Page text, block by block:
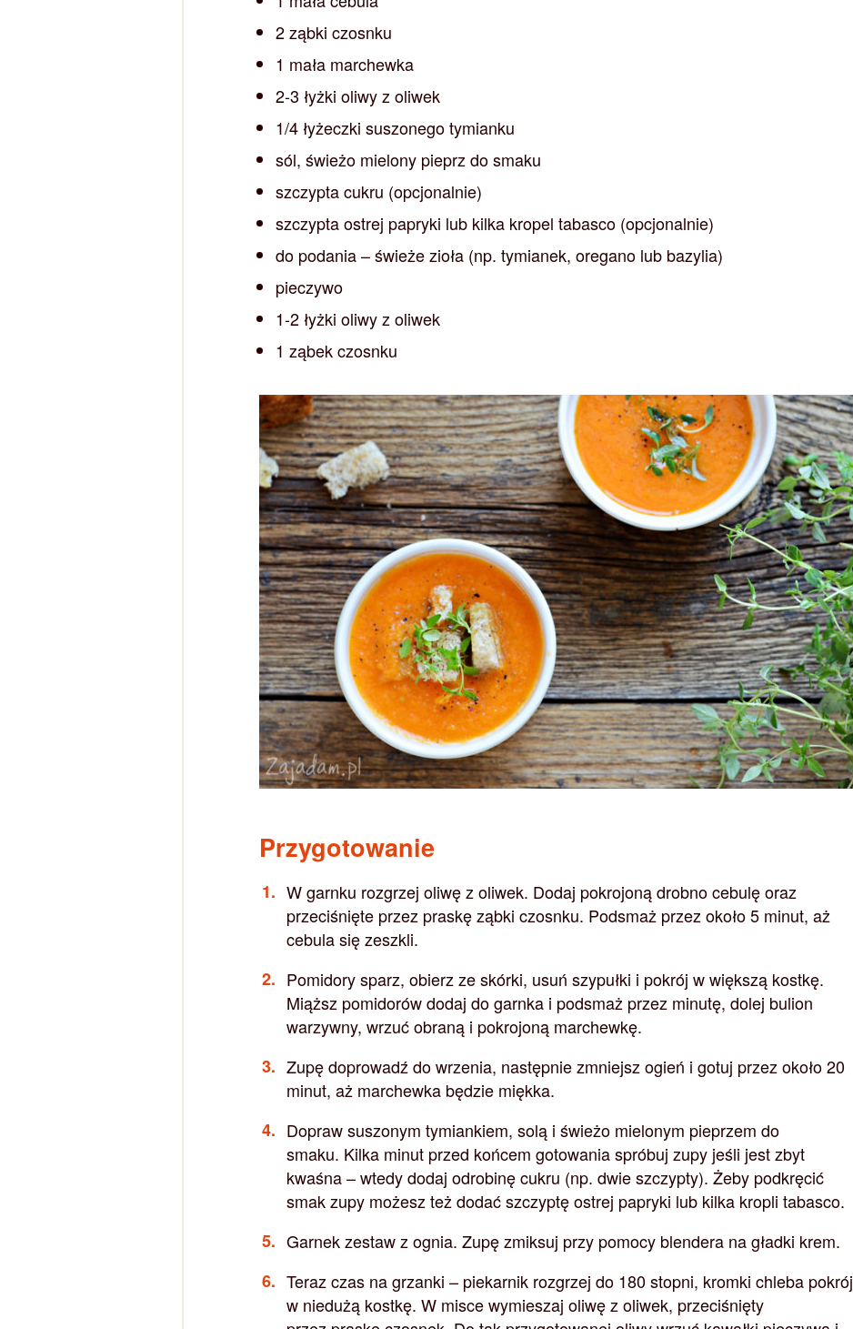
2 ząbki czosnku
1 mała marchewka
2-3 łyżki oliwy z oliwek
1/4 łyżeczki suszonego tymianku
sól, świeżo mielony pieprz do smaku
szczypta cukru (opcjonalnie)
szczypta ostrej papryki lub kilka kropel tabasco (opcjonalnie)
do podania – świeże zioła (np. tymianek, oregano lub bazylia)
pieczywo
1-2 łyżki oliwy z oliwek
1 ząbek czosnku
Przygotowanie
W garnku rozgrzej oliwę z oliwek. Dodaj pokrojoną drobno cebulę oraz
przeciśnięte przez praskę ząbki czosnku. Podsmaż przez około 5 minut, aż
cebula się zeszkli.
Pomidory sparz, obierz ze skórki, usuń szypułki i pokrój w większą kostkę.
Miąższ pomidorów dodaj do garnka i podsmaż przez minutę, dolej bulion
warzywny, wrzuć obraną i pokrojoną marchewkę.
Zupę doprowadź do wrzenia, następnie zmniejsz ogień i gotuj przez około 20
minut, aż marchewka będzie miękka.
Dopraw suszonym tymiankiem, solą i świeżo mielonym pieprzem do
smaku. Kilka minut przed końcem gotowania spróbuj zupy jeśli jest zbyt
kwaśna – wtedy dodaj odrobinę cukru (np. dwie szczypty). Żeby podkręcić
smak zupy możesz też dodać szczyptę ostrej papryki lub kilka kropli tabasco.
Garnek zestaw z ognia. Zupę zmiksuj przy pomocy blendera na gładki krem.
Teraz czas na grzanki – piekarnik rozgrzej do 180 stopni, kromki chleba pokrój
w niedużą kostkę. W misce wymieszaj oliwę z oliwek, przeciśnięty